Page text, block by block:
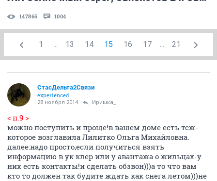
147865 1004
1 ... 13 14 15 16 17 ... 21
СтасДельта2Связи
experienced
28 ноября 2014 Иришка_
< п.9 >
можно поступить и проще!в вашем доме есть тсж-
которое возглавила Лилитко Ольга Михайловна.
далее:надо просто,если получиться взять
информацию в ук клер или у авантажа о жильцах-у
них есть контакты!и сделать обзвон)))а то что вам
кто то должен так будите ждать как снега летом)))не